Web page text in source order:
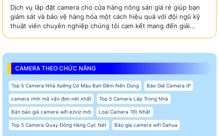
Dịch vụ lắp đặt camera cho cửa hàng nông sản giá rẻ giúp bạn
giám sát và bảo vệ hàng hóa một cách hiệu quả với đội ngũ kỹ
thuật viên chuyên nghiệp chúng tôi cam kết mang đến giải...
CAMERA THEO CHỨC NĂNG
Top 5 Camera Nhà Xưởng Có Màu Ban Đêm Nên Dùng Báo Giá Camera IP
camera nhìn mã vận đơn nét nhất Top 5 Camera Lắp Trong Nhà
Bản báo giá camera wifi ezviz mới Loại Camera Tốt Nhất
Top 5 Camera Quay Đóng Hàng Cực Nét Báo gia camera wifi Dahua